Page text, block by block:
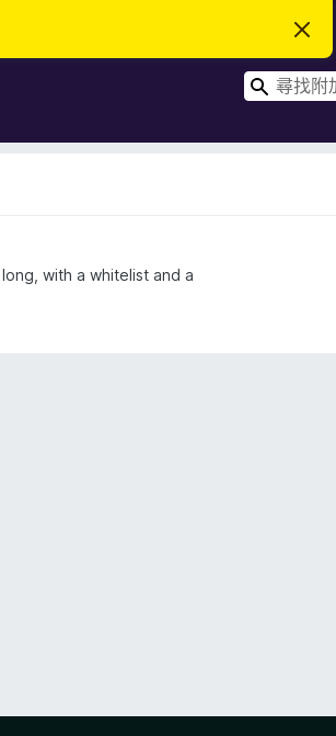
忽
此
通
知
搜
with a whitelist and a